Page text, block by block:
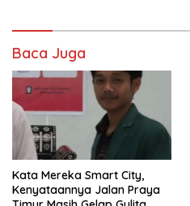
Baca Juga
Kata Mereka Smart City,
Kenyataannya Jalan Praya